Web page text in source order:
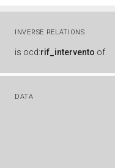
INVERSE RELATIONS
is ocd:rif_intervento of
DATA